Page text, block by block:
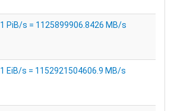
1 PiB/s = 1125899906.8426 MB/s
1 EiB/s = 1152921504606.9 MB/s